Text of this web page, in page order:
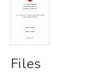
Files